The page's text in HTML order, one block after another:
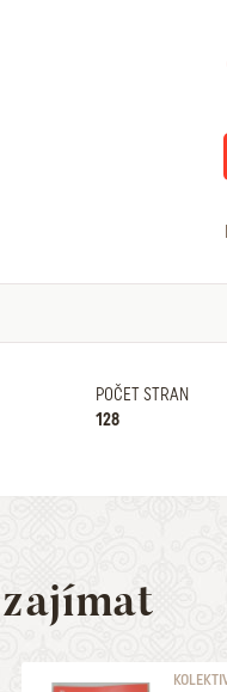
POČET STRAN
128